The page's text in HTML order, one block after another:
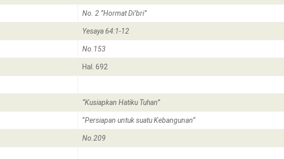
No. 2 ”Hormat Di’bri”
Yesaya 64:1-12
No.153
Hal. 692
“Kusiapkan Hatiku Tuhan”
“Persiapan untuk suatu Kebangunan“
No.209